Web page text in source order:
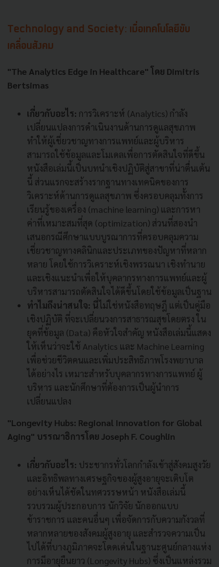
Technology and Society: เมื่อเทคโนโลยีขับ
เคลื่อนสังคม
"The Analytics Edge in Healthcare" โดย Dimitris
Bertsimas
เกี่ยวกับอะไร: การวิเคราะห์ (Analytics) กำลัง
เปลี่ยนแปลงการดำเนินงานด้านการดูแลสุขภาพ
ทำให้ผู้เชี่ยวชาญทางการแพทย์และผู้บริหาร
สามารถใช้ข้อมูลและโมเดลเพื่อการตัดสินใจที่ดีขึ้น
หนังสือเล่มนี้เป็นบทนำเชิงปฏิบัติสู่สาขาที่น่าตื่นเต้น
นี้ ส่วนแรกจะสร้างรากฐานทางเทคนิคของการ
วิเคราะห์ด้านการดูแลสุขภาพ ซึ่งครอบคลุมทั้งการ
เรียนรู้ของเครื่อง (machine learning) และการหา
ค่าที่เหมาะสมที่สุด (optimization) ส่วนที่สองนำ
เสนอกรณีศึกษาแบบบูรณาการที่ครอบคลุมความ
เชี่ยวชาญทางคลินิกและประเภทของปัญหาที่หลาก
หลาย โดยใช้การวิเคราะห์เชิงพรรณนา เชิงทำนาย
และเชิงแนะนำเพื่อให้บุคลากรทางการแพทย์และผู้
บริหารสามารถตัดสินใจได้ดีขึ้นโดยใช้ข้อมูลเป็นฐาน
ทำไมถึงน่าสนใจ: นี่ไม่ใช่หนังสือทฤษฎี แต่เป็นคู่มือ
เชิงปฏิบัติ ที่จะเปลี่ยนวงการสาธารณสุขโดยตรง ใน
ยุคที่ข้อมูล (Data) คือหัวใจสำคัญ หนังสือเล่มนี้แสดง
ให้เห็นว่าจะใช้ Analytics และ Machine Learning
เพื่อช่วยชีวิตคนและเพิ่มประสิทธิภาพโรงพยาบาล
ได้อย่างไร เหมาะสำหรับบุคลากรทางการแพทย์ ผู้
บริหาร และนักศึกษาที่ต้องการเป็นผู้นำการ
เปลี่ยนแปลง
"Longevity Hubs: Regional Innovation for Global
Aging" บรรณาธิการโดย Joseph F. Coughlin
เกี่ยวกับอะไร: ประชากรทั่วโลกกำลังเข้าสู่สังคมสูงวัย
และอิทธิพลทางเศรษฐกิจของผู้สูงอายุจะเติบโต
อย่างเห็นได้ชัดในทศวรรษหน้า หนังสือเล่มนี้
รวบรวมผู้ประกอบการ นักวิจัย นักออกแบบ
ข้าราชการ และคนอื่นๆ เพื่อจัดการกับความกังวลที่
หลากหลายของสังคมผู้สูงอายุ และสำรวจความเป็น
ไปได้ที่บางภูมิภาคจะโดดเด่นในฐานะศูนย์กลางแห่ง
การมีอายุยืนยาว (Longevity Hubs) ซึ่งเป็นแหล่งรวม